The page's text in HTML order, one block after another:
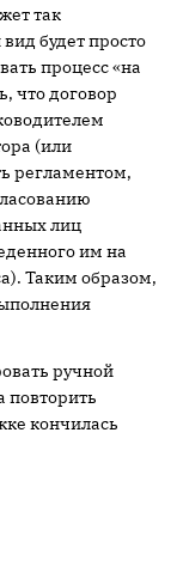
так
будет просто
процесс «на
что договор
(или
регламентом,
лиц
им на
Таким образом,
ручной
повторить
кончилась